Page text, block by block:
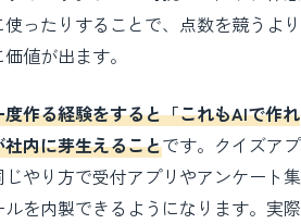
ったりすることで、点数を競うより
値が出ます。
度作る経験をすると「これもAIで作れ
内に芽生えることです。クイズアプ
やり方で受付アプリやアンケート集
を内製できるようになります。実際